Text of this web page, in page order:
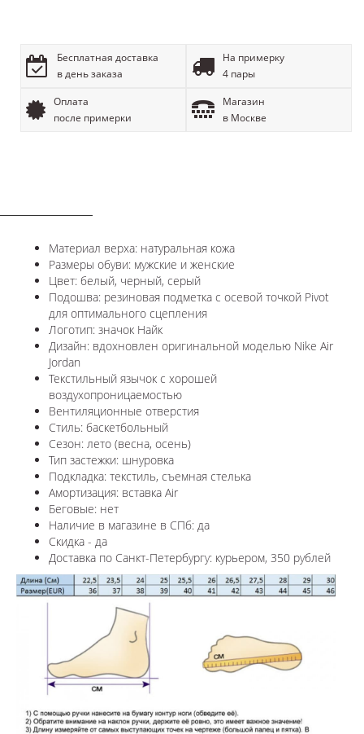
Бесплатная доставка
в день заказа
На примерку
4 пары
Оплата
после примерки
Магазин
в Москве
Материал верха: натуральная кожа
Размеры обуви: мужские и женские
Цвет: белый, черный, серый
Подошва: резиновая подметка с осевой точкой Pivot
для оптимального сцепления
Логотип: значок Найк
Дизайн: вдохновлен оригинальной моделью Nike Air
Jordan
Текстильный язычок с хорошей
воздухопроницаемостью
Вентиляционные отверстия
Стиль: баскетбольный
Сезон: лето (весна, осень)
Тип застежки: шнуровка
Подкладка: текстиль, съемная стелька
Амортизация: вставка Air
Беговые: нет
Наличие в магазине в СПб: да
Скидка - да
Доставка по Санкт-Петербургу: курьером, 350 рублей